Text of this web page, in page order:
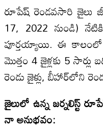
రూపేష్ రెండవసారి జైలు
17, 2022 నుండి) నేటికి
పూర్తయ్యాయి. ఈ
మొత్తం 4 జైళ్లకు 5
రెండు జైళ్లు, బీహార్‌లోని
జైలులో ఉన్న జర్నలిస్ట్
నా అనుభవం: